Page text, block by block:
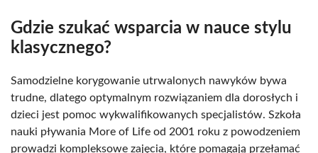
Gdzie szukać wsparcia w nauce stylu
klasycznego?
Samodzielne korygowanie utrwalonych nawyków bywa
trudne, dlatego optymalnym rozwiązaniem dla dorosłych i
dzieci jest pomoc wykwalifikowanych specjalistów. Szkoła
nauki pływania More of Life od 2001 roku z powodzeniem
prowadzi kompleksowe zajęcia, które pomagają przełamać